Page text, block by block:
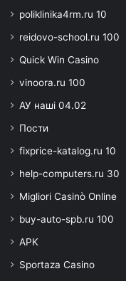
poliklinika4rm.ru 10
reidovo-school.ru 100
Quick Win Casino
vinoora.ru 100
АУ наші 04.02
Пости
fixprice-katalog.ru 10
help-computers.ru 30
Migliori Casinò Online
buy-auto-spb.ru 100
APK
Sportaza Casino